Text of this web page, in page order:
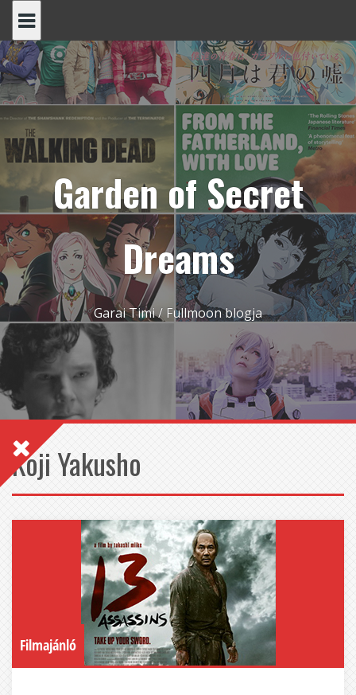
content
Garden of Secret
Dreams
Garai Timi / Fullmoon blogja
Koji Yakusho
Filmajánló